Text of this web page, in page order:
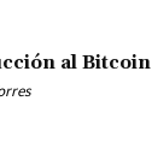
al Bitcoin